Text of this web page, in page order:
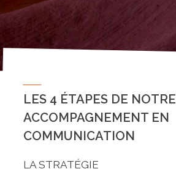
LES 4 ÉTAPES DE NOTRE
ACCOMPAGNEMENT EN
COMMUNICATION
LA STRATÉGIE